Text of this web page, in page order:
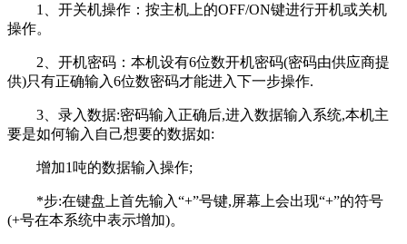
1、开关机操作：按主机上的OFF/ON键进行开机或关机
操作。
2、开机密码：本机设有6位数开机密码(密码由供应商提
供)只有正确输入6位数密码才能进入下一步操作.
3、录入数据:密码输入正确后,进入数据输入系统,本机主
要是如何输入自己想要的数据如:
增加1吨的数据输入操作;
*步:在键盘上首先输入“+”号键,屏幕上会出现“+”的符号
(+号在本系统中表示增加)。